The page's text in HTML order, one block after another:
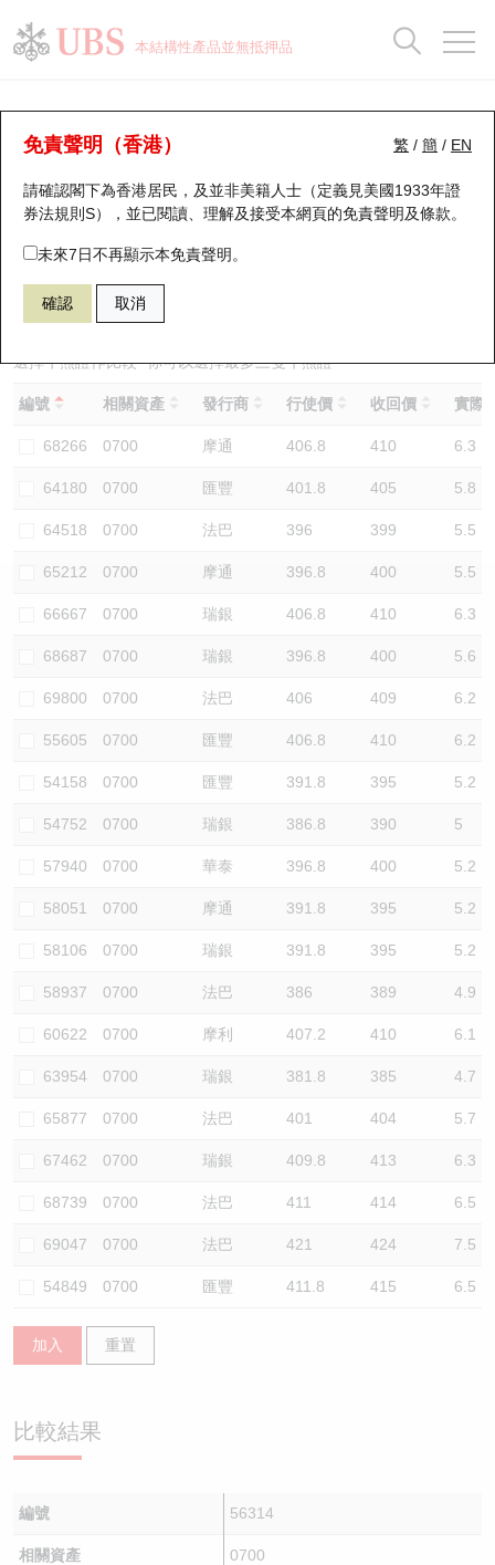
本結構性產品並無抵押品
繁 / 簡 / EN
免責聲明（香港）
請確認閣下為香港居民，及並非美籍人士（定義見美國1933年證
券法規則S），並已閱讀、理解及接受本網頁的免責聲明及條款。
未來7日不再顯示本免責聲明。
確認 取消
牛熊證分析儀
表現 街貨統計 比較
56314 瑞銀牛證 0700 騰訊控股
選擇牛熊證作比較 *你可以選擇最多三隻牛熊證
編號 相關資產 發行商 行使價 收回價 實際
68266 0700 摩通 406.8 410 6.3
64180 0700 匯豐 401.8 405 5.8
64518 0700 法巴 396 399 5.5
65212 0700 摩通 396.8 400 5.5
66667 0700 瑞銀 406.8 410 6.3
68687 0700 瑞銀 396.8 400 5.6
69800 0700 法巴 406 409 6.2
55605 0700 匯豐 406.8 410 6.2
54158 0700 匯豐 391.8 395 5.2
54752 0700 瑞銀 386.8 390 5
57940 0700 華泰 396.8 400 5.2
58051 0700 摩通 391.8 395 5.2
58106 0700 瑞銀 391.8 395 5.2
58937 0700 法巴 386 389 4.9
60622 0700 摩利 407.2 410 6.1
63954 0700 瑞銀 381.8 385 4.7
65877 0700 法巴 401 404 5.7
67462 0700 瑞銀 409.8 413 6.3
68739 0700 法巴 411 414 6.5
69047 0700 法巴 421 424 7.5
54849 0700 匯豐 411.8 415 6.5
加入 重置
比較結果
編號 56314
相關資產 0700
瑞銀認股證一覽
新發行瑞銀認股證
即將到期認股證
認股證到期結算價查詢
認股證分析儀
認股證速算機
認股證/牛熊證日誌
認股證文件及公告
街貨統計
比較
牛熊全景快搜
牛熊證搜尋
牛熊證街貨分佈圖
正股牛熊證列表
新發行瑞銀牛熊證
已收回牛熊證剩餘價值
牛熊證到期結算價查詢
牛熊證分析儀
牛熊證文件及公告
牛熊證文件及公告 (瑞信)
街貨統計
比較
十大升幅/跌幅
十大認股證成交分佈
十天股證佔大市成交
資金流
街貨統計
三十大平均引伸波幅
正股分析儀
二十大活躍股份
恒指成份股
國指成份股
科指成份股
相關資產沽空
中資ETFs溢價比較
AH 股價對照
ADR
收市競價變化
持股比重
顯示所有持股比重
每月輪證大市專題
輪證專欄
講座及教育短片
認股證投資者教育
牛熊證投資者教育
認股證牛熊證常問問題